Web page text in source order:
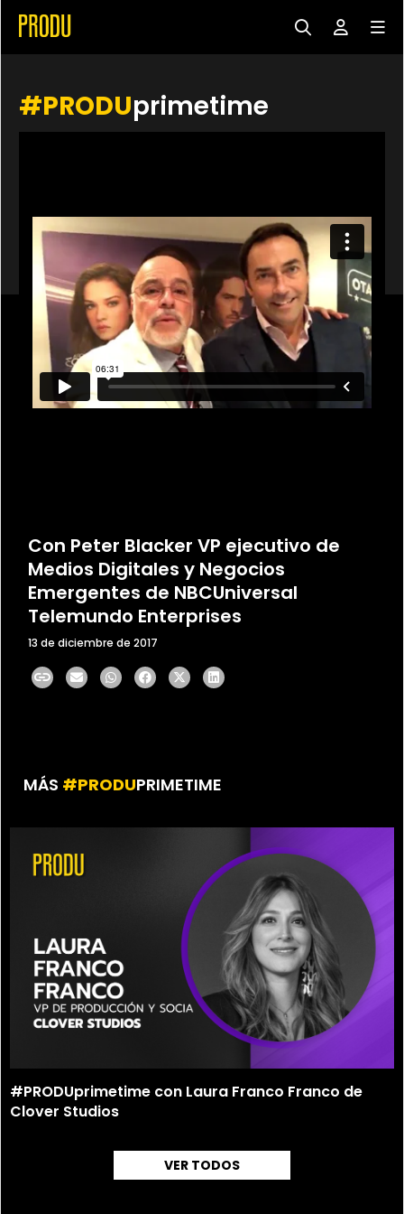
#PRODUprimetime
Con Peter Blacker VP ejecutivo de
Medios Digitales y Negocios
Emergentes de NBCUniversal
Telemundo Enterprises
13 de diciembre de 2017
MÁS #PRODUPRIMETIME
#PRODUprimetime con Laura Franco Franco de
Clover Studios
VER TODOS